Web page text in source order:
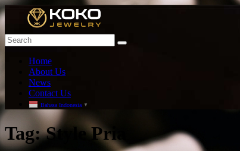
Home
About Us
News
Contact Us
Bahasa Indonesia ▼
Tag: Style Pria